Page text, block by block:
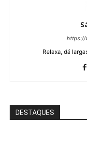
https://
Relaxa, dá
DESTAQUES